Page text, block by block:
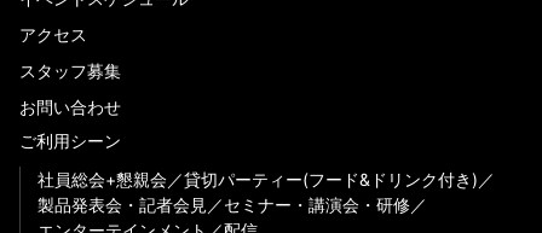
アクセス
スタッフ募集
お問い合わせ
ご利用シーン
社員総会+懇親会
貸切パーティー(フード&ドリンク付き)
製品発表会・記者会見
セミナー・講演会・研修